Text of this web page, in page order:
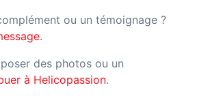
ou un témoignage ?
.
des photos ou un
à Helicopassion.